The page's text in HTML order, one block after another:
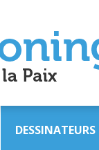
DESSINATEURS